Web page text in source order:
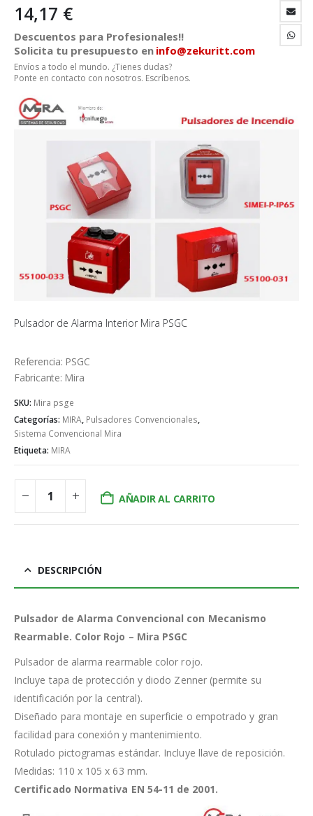
14,17 €
Descuentos para Profesionales!!
Solicita tu presupuesto en info@zekuritt.com
Envíos a todo el mundo. ¿Tienes dudas?
Ponte en contacto con nosotros. Escríbenos.
Pulsador de Alarma Interior Mira PSGC
Referencia: PSGC
Fabricante: Mira
SKU: Mira psge
Categorías: MIRA, Pulsadores Convencionales,
Sistema Convencional Mira
Etiqueta: MIRA
AÑADIR AL CARRITO
DESCRIPCIÓN
Pulsador de Alarma Convencional con Mecanismo
Rearmable. Color Rojo – Mira PSGC
Pulsador de alarma rearmable color rojo.
Incluye tapa de protección y diodo Zenner (permite su
identificación por la central).
Diseñado para montaje en superficie o empotrado y gran
facilidad para conexión y mantenimiento.
Rotulado pictogramas estándar. Incluye llave de reposición.
Medidas: 110 x 105 x 63 mm.
Certificado Normativa EN 54-11 de 2001.